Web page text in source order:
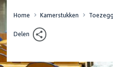
Home Kamerstukken
Delen